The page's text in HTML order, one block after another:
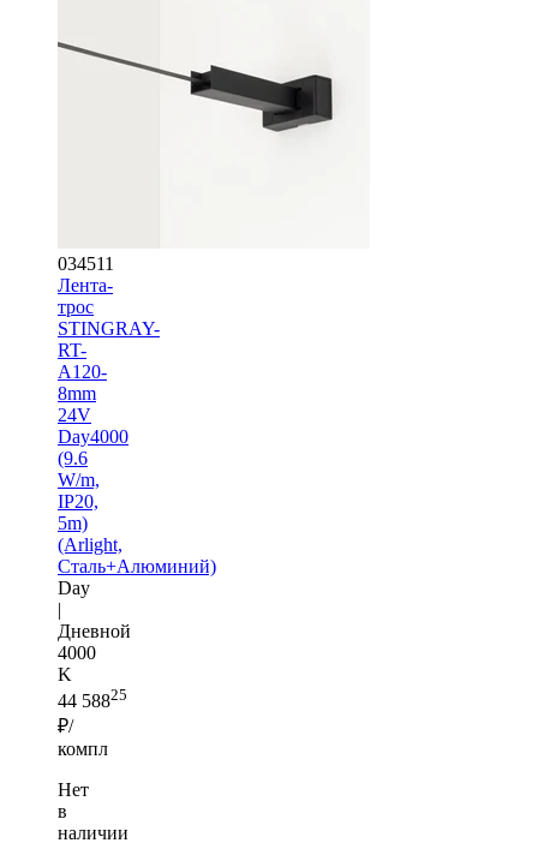
034511
Лента-
трос
STINGRAY-
RT-
A120-
8mm
24V
Day4000
(9.6
W/m,
IP20,
5m)
(Arlight,
Сталь+Алюминий)
Day
|
Дневной
4000
K
44 58825
₽/
компл
Нет
в
наличии